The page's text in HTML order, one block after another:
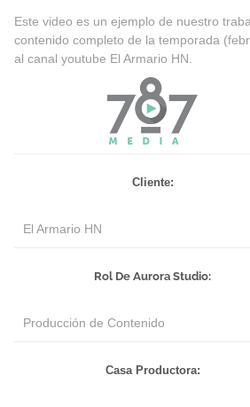
Este video es un ejemplo de nuestro
contenido completo de la temporada
al canal youtube El Armario HN.
Cliente:
El Armario HN
Rol De Aurora Studio:
Producción de Contenido
Casa Productora: